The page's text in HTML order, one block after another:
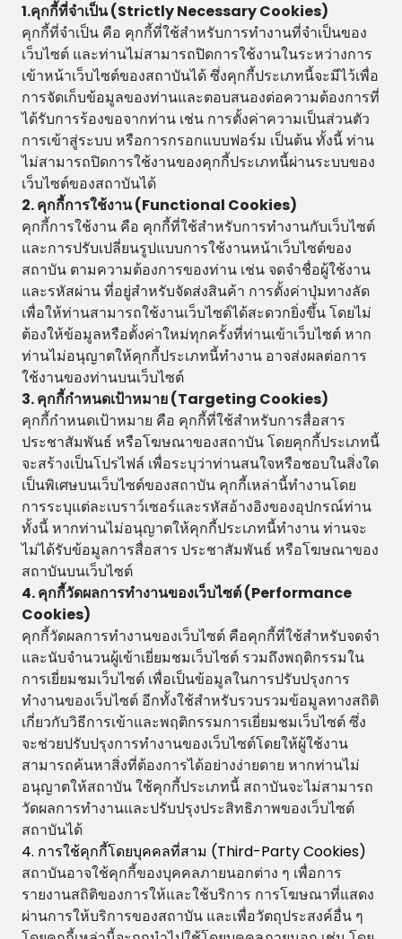
1.คุกกี้ที่จำเป็น (Strictly Necessary Cookies)
คุกกี้ที่จำเป็น คือ คุกกี้ที่ใช้สำหรับการทำงานที่จำเป็นของ
เว็บไซต์ และท่านไม่สามารถปิดการใช้งานในระหว่างการ
เข้าหน้าเว็บไซต์ของสถาบันได้ ซึ่งคุกกี้ประเภทนี้จะมีไว้เพื่อ
การจัดเก็บข้อมูลของท่านและตอบสนองต่อความต้องการที่
ได้รับการร้องขอจากท่าน เช่น การตั้งค่าความเป็นส่วนตัว
การเข้าสู่ระบบ หรือการกรอกแบบฟอร์ม เป็นต้น ทั้งนี้ ท่าน
ไม่สามารถปิดการใช้งานของคุกกี้ประเภทนี้ผ่านระบบของ
เว็บไซต์ของสถาบันได้
2. คุกกี้การใช้งาน (Functional Cookies)
คุกกี้การใช้งาน คือ คุกกี้ที่ใช้สำหรับการทำงานกับเว็บไซต์
และการปรับเปลี่ยนรูปแบบการใช้งานหน้าเว็บไซต์ของ
สถาบัน ตามความต้องการของท่าน เช่น จดจำชื่อผู้ใช้งาน
และรหัสผ่าน ที่อยู่สำหรับจัดส่งสินค้า การตั้งค่าปุ่มทางลัด
เพื่อให้ท่านสามารถใช้งานเว็บไซต์ได้สะดวกยิ่งขึ้น โดยไม่
ต้องให้ข้อมูลหรือตั้งค่าใหม่ทุกครั้งที่ท่านเข้าเว็บไซต์ หาก
ท่านไม่อนุญาตให้คุกกี้ประเภทนี้ทำงาน อาจส่งผลต่อการ
ใช้งานของท่านบนเว็บไซต์
3. คุกกี้กำหนดเป้าหมาย (Targeting Cookies)
คุกกี้กำหนดเป้าหมาย คือ คุกกี้ที่ใช้สำหรับการสื่อสาร
ประชาสัมพันธ์ หรือโฆษณาของสถาบัน โดยคุกกี้ประเภทนี้
จะสร้างเป็นโปรไฟล์ เพื่อระบุว่าท่านสนใจหรือชอบในสิ่งใด
เป็นพิเศษบนเว็บไซต์ของสถาบัน คุกกี้เหล่านี้ทำงานโดย
การระบุแต่ละเบราว์เซอร์และรหัสอ้างอิงของอุปกรณ์ท่าน
ทั้งนี้ หากท่านไม่อนุญาตให้คุกกี้ประเภทนี้ทำงาน ท่านจะ
ไม่ได้รับข้อมูลการสื่อสาร ประชาสัมพันธ์ หรือโฆษณาของ
สถาบันบนเว็บไซต์
4. คุกกี้วัดผลการทำงานของเว็บไซต์ (Performance
Cookies)
คุกกี้วัดผลการทำงานของเว็บไซต์ คือคุกกี้ที่ใช้สำหรับจดจำ
และนับจำนวนผู้เข้าเยี่ยมชมเว็บไซต์ รวมถึงพฤติกรรมใน
การเยี่ยมชมเว็บไซต์ เพื่อเป็นข้อมูลในการปรับปรุงการ
ทำงานของเว็บไซต์ อีกทั้งใช้สำหรับรวบรวมข้อมูลทางสถิติ
เกี่ยวกับวิธีการเข้าและพฤติกรรมการเยี่ยมชมเว็บไซต์ ซึ่ง
จะช่วยปรับปรุงการทำงานของเว็บไซต์โดยให้ผู้ใช้งาน
สามารถค้นหาสิ่งที่ต้องการได้อย่างง่ายดาย หากท่านไม่
อนุญาตให้สถาบัน ใช้คุกกี้ประเภทนี้ สถาบันจะไม่สามารถ
วัดผลการทำงานและปรับปรุงประสิทธิภาพของเว็บไซต์
สถาบันได้
4. การใช้คุกกี้โดยบุคคลที่สาม (Third-Party Cookies)
สถาบันอาจใช้คุกกี้ของบุคคลภายนอกต่าง ๆ เพื่อการ
รายงานสถิติของการให้และใช้บริการ การโฆษณาที่แสดง
ผ่านการให้บริการของสถาบัน และเพื่อวัตถุประสงค์อื่น ๆ